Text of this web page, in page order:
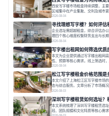
力转变。在为企业寻找办公空间的
西安写字楼市场租金持续调整，主
区域集中在产业集聚、交利及城市
性与员工体验，倾向于提供全包式
长，推动市场向多元化、高性价比
一现象引发了的广泛关注。作为西
2026-08-04
寻找理想写字楼？如何评估
企业选址需超越租金，综合评估办
理四个核心维度权衡财务支出与长
套服务及社群资源赋能业务增长，
言，寻找一处合适的办公空间是一
更直接影响着企业的品牌形象、运
2026-08-04
写字楼出租网如何筛选优质
本文为企业提供通过写字楼出租网
性、预算等核心需求。线上筛选时
区产业生态与交通区位价值。同时
进行线下实地验证，核对空间实景
数字化时代，写字楼出租网已成为企
2026-08-04
松江写字楼租金价格范围是
本文介绍了上海松江区写字楼市场
态与综合服务。文章分析了市场概
空间。之后，以德必集团为例，说
求与长期价值，选择匹配的发展载
解该区域的写字楼市场概况是决策
2026-08-03
深圳写字楼租赁如何选址
本文系统梳理了深圳写字楼租赁选
段、团队规模和文化特质等核心需